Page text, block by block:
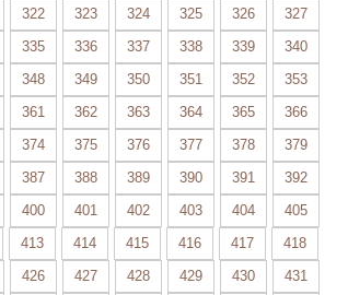
322 323 324 325 326
327
335 336 337 338 339
340
348 349 350 351 352
353
361 362 363 364 365
366
374 375 376 377 378
379
387 388 389 390 391
392
400 401 402 403 404
405
413 414 415 416 417
418
426 427 428 429 430
431